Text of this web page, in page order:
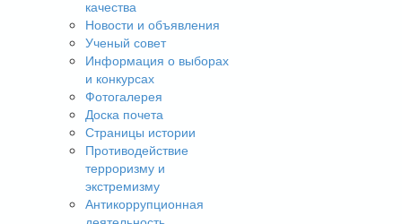
качества
Новости и объявления
Ученый совет
Информация о выборах
и конкурсах
Фотогалерея
Доска почета
Страницы истории
Противодействие
терроризму и
экстремизму
Антикоррупционная